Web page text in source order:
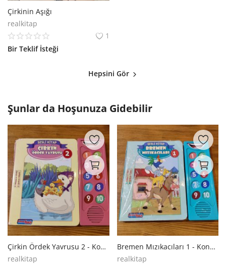
Çirkinin Aşığı
realkitap
1
Bir Teklif İsteği
Hepsini Gör
Şunlar da Hoşunuza Gidebilir
Çirkin Ördek Yavrusu 2 - Konuşan Sesli Kitaplar
realkitap
Bremen Mızıkacıları 1 - Konuşan Sesli Kitaplar
realkitap